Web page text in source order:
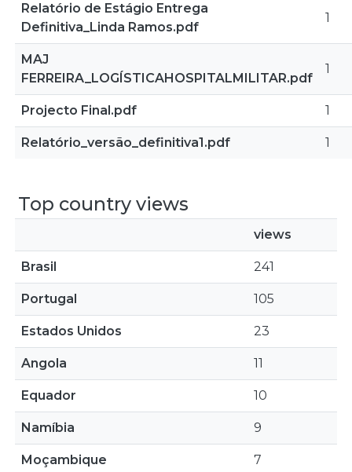
Relatório de Estágio Entrega
Definitiva_Linda Ramos.pdf
1
MAJ
FERREIRA_LOGÍSTICAHOSPITALMILITAR.pdf
1
Projecto Final.pdf 1
Relatório_versão_definitiva1.pdf 1
Top country views
views
Brasil 241
Portugal 105
Estados Unidos 23
Angola 11
Equador 10
Namíbia 9
Moçambique 7